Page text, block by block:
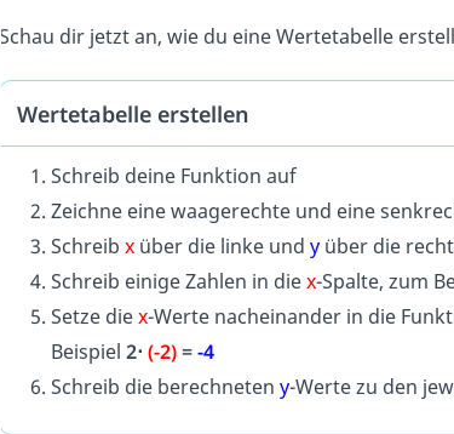
Schau dir jetzt an, wie du eine Wertetabelle
Wertetabelle erstellen
Schreib deine Funktion auf
Zeichne eine waagerechte und eine
Schreib xüber die linke und yüber die
Schreib einige Zahlen in diex-Spalte, zum
Setze diex-Werte nacheinander in die
Beispiel 2⋅ (-2)=-4
Schreib die berechneten y-Werte zu den